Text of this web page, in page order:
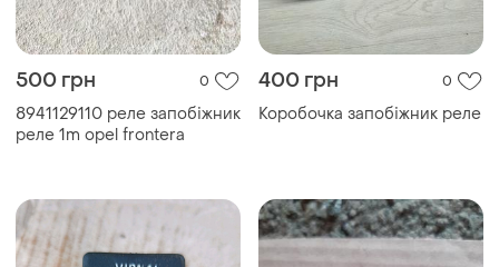
500 грн 0
8941129110 реле запобіжник
реле 1m opel frontera
400 грн 0
Коробочка запобіжник реле